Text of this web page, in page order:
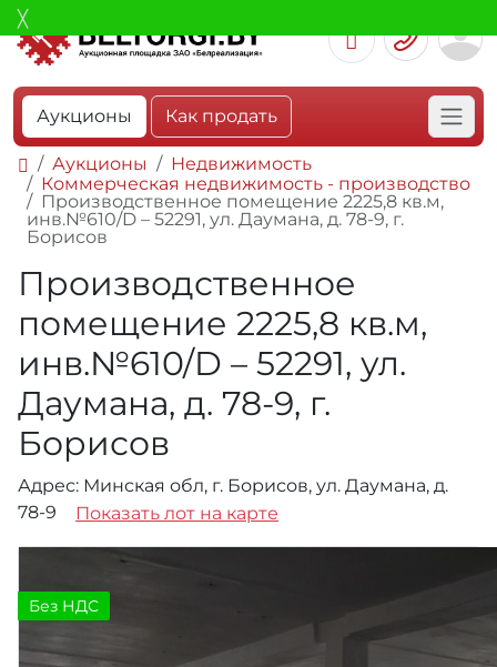
Аукционы Как продать
Аукционы
Недвижимость
Коммерческая недвижимость - производство
Производственное помещение 2225,8 кв.м,
инв.№610/D – 52291, ул. Даумана, д. 78-9, г.
Борисов
Производственное
помещение 2225,8 кв.м,
инв.№610/D – 52291, ул.
Даумана, д. 78-9, г.
Борисов
Адрес: Минская обл, г. Борисов, ул. Даумана, д.
78-9
Показать лот на карте
Без НДС